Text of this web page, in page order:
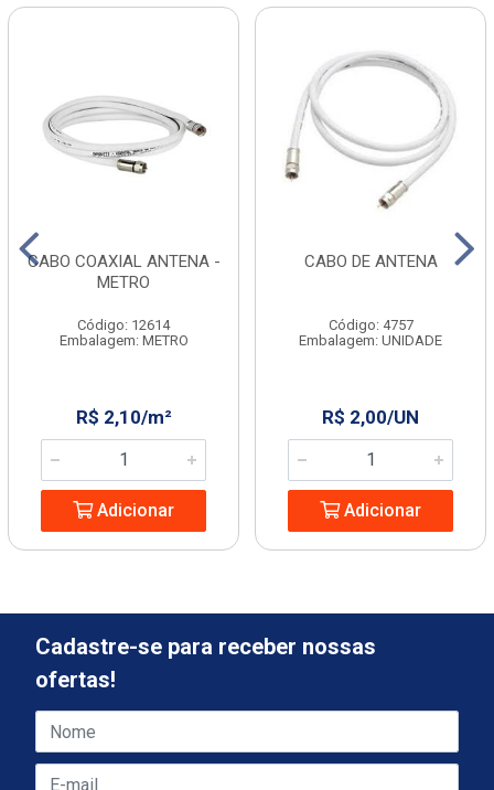
CABO COAXIAL ANTENA -
METRO
Código: 12614
Embalagem: METRO
R$ 2,10/m²
Adicionar
CABO DE ANTENA
Código: 4757
Embalagem: UNIDADE
R$ 2,00/UN
Adicionar
Cadastre-se para receber nossas
ofertas!